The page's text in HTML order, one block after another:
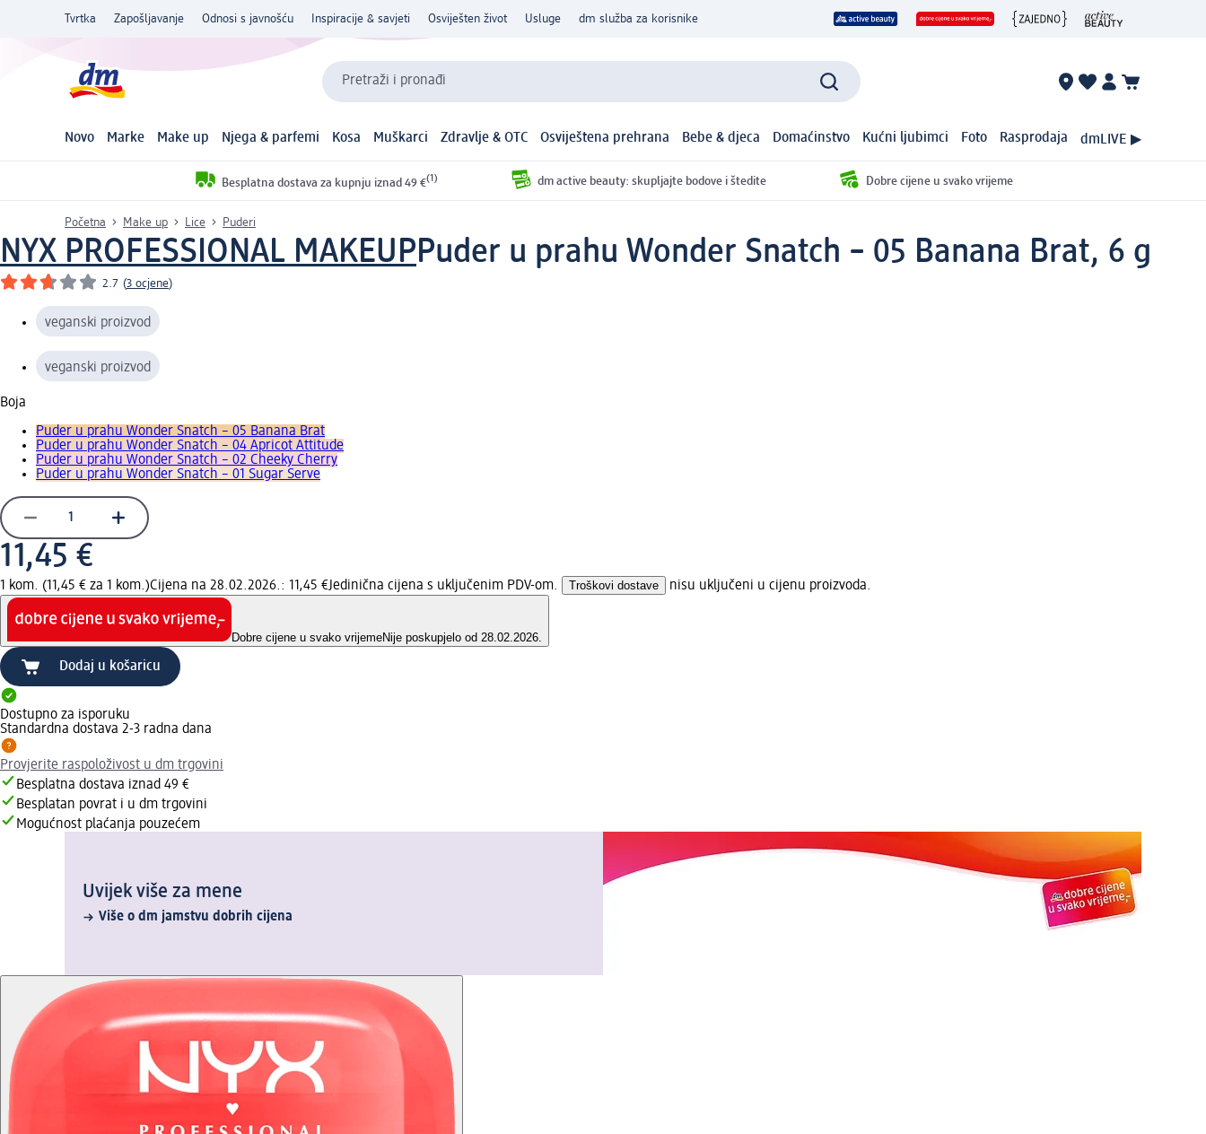
Tvrtka Zapošljavanje Odnosi s javnošću Inspiracije & savjeti Osviješten život Usluge dm služba za korisnike
Pretraži i pronađi
Novo Marke Make up Njega & parfemi Kosa Muškarci Zdravlje & OTC Osviještena prehrana Bebe & djeca Domaćinstvo Kućni ljubimci Foto Rasprodaja dmLIVE ▶
Besplatna dostava za kupnju iznad 49 €(1) dm active beauty: skupljajte bodove i štedite Dobre cijene u svako vrijeme
Početna Make up Lice Puderi
NYX PROFESSIONAL MAKEUPPuder u prahu Wonder Snatch – 05 Banana Brat, 6 g
2.7 (3 ocjene)
veganski proizvod
veganski proizvod
Boja
Puder u prahu Wonder Snatch – 05 Banana Brat
Puder u prahu Wonder Snatch – 04 Apricot Attitude
Puder u prahu Wonder Snatch – 02 Cheeky Cherry
Puder u prahu Wonder Snatch – 01 Sugar Serve
11,45 €
1 kom. (11,45 € za 1 kom.)Cijena na 28.02.2026.: 11,45 €Jedinična cijena s uključenim PDV-om. Troškovi dostave nisu uključeni u cijenu proizvoda.
Dobre cijene u svako vrijemeNije poskupjelo od 28.02.2026.
Dodaj u košaricu
Dostupno za isporuku
Standardna dostava 2-3 radna dana
Provjerite raspoloživost u dm trgovini
Besplatna dostava iznad 49 €
Besplatan povrat i u dm trgovini
Mogućnost plaćanja pouzećem
Uvijek više za mene
Više o dm jamstvu dobrih cijena